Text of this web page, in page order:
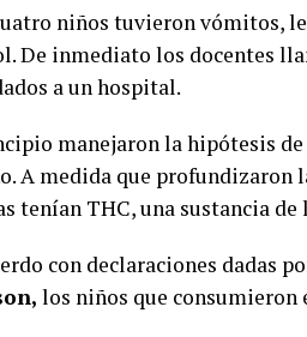
niños tuvieron vómitos,
De inmediato los docentes
a un hospital.
manejaron la hipótesis
A medida que profundizaron
tenían THC, una sustancia
con declaraciones dadas
los niños que consumieron